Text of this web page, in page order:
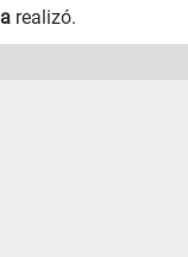
realizó.